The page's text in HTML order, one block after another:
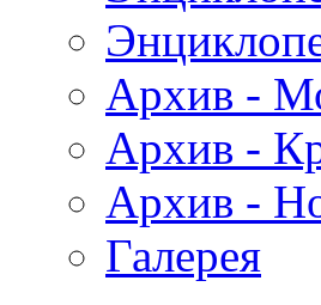
Архив -
Архив -
Архив -
Галерея